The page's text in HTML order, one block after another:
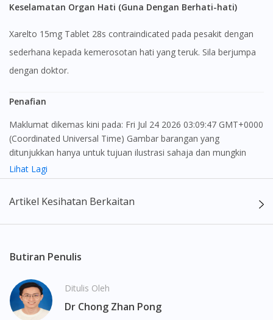
Keselamatan Organ Hati (Guna Dengan Berhati-hati)
Xarelto 15mg Tablet 28s contraindicated pada pesakit dengan
sederhana kepada kemerosotan hati yang teruk. Sila berjumpa
dengan doktor.
Penafian
Maklumat dikemas kini pada: Fri Jul 24 2026 03:09:47 GMT+0000
(Coordinated Universal Time) Gambar barangan yang
ditunjukkan hanya untuk tujuan ilustrasi sahaja dan mungkin
tidak seperti produk yang sebenar
maklumat sahaja, bagi kegunaan para pengamal perubatan dan
bukan bertujuan sebagai rujukan kepada pengguna untuk
seorang pengamal perubatan. Keberkesanan dan kesan
pengguna dengan pengguna yang lain. Kami tidak menyarankan
pengguna untuk membuat diagnosis atau rawatan sendiri.
Pesakit haruslah sentiasa mendapatkan nasihat daripada doktor
Lihat Lagi
Artikel Kesihatan Berkaitan
Butiran Penulis
Ditulis Oleh
Dr Chong Zhan Pong